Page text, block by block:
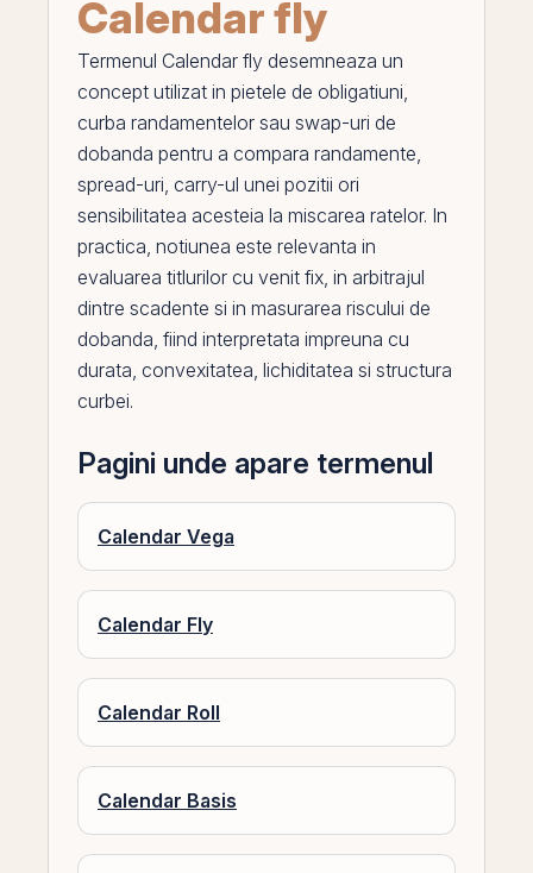
Calendar fly
Termenul Calendar fly desemneaza un
concept utilizat in pietele de obligatiuni,
curba randamentelor sau swap-uri de
dobanda pentru a compara randamente,
spread-uri, carry-ul unei pozitii ori
sensibilitatea acesteia la miscarea ratelor. In
practica, notiunea este relevanta in
evaluarea titlurilor cu venit fix, in arbitrajul
dintre scadente si in masurarea riscului de
dobanda, fiind interpretata impreuna cu
durata, convexitatea, lichiditatea si structura
curbei.
Pagini unde apare termenul
Calendar Vega
Calendar Fly
Calendar Roll
Calendar Basis